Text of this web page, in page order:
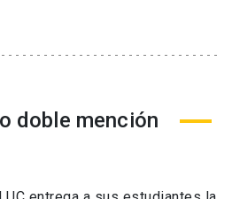
doble mención